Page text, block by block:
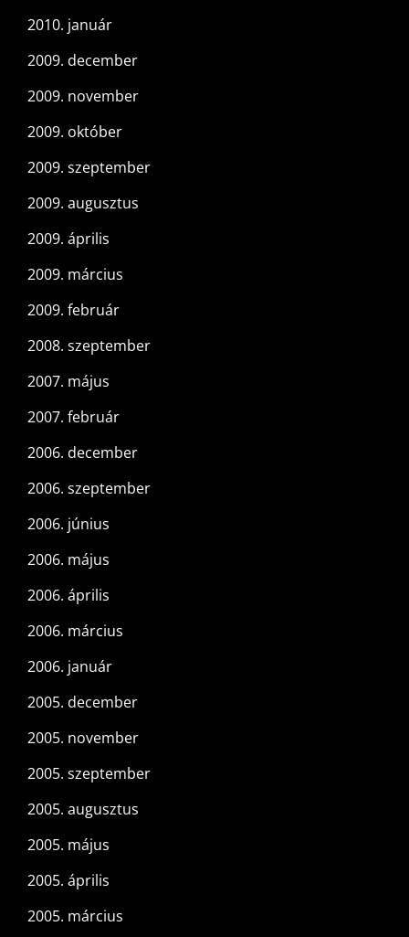
2010. január
2009. december
2009. november
2009. október
2009. szeptember
2009. augusztus
2009. április
2009. március
2009. február
2008. szeptember
2007. május
2007. február
2006. december
2006. szeptember
2006. június
2006. május
2006. április
2006. március
2006. január
2005. december
2005. november
2005. szeptember
2005. augusztus
2005. május
2005. április
2005. március